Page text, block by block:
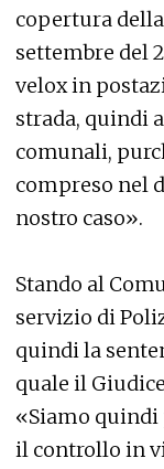
copertura della
settembre del
velox in
strada, quindi
comunali,
compreso nel
nostro caso».
Stando al
servizio di
quindi la
quale il
«Siamo
il controllo in